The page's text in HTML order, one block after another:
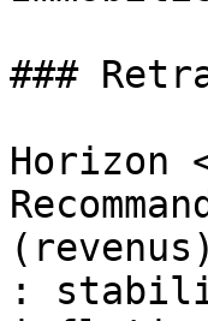
###
Horizon
: